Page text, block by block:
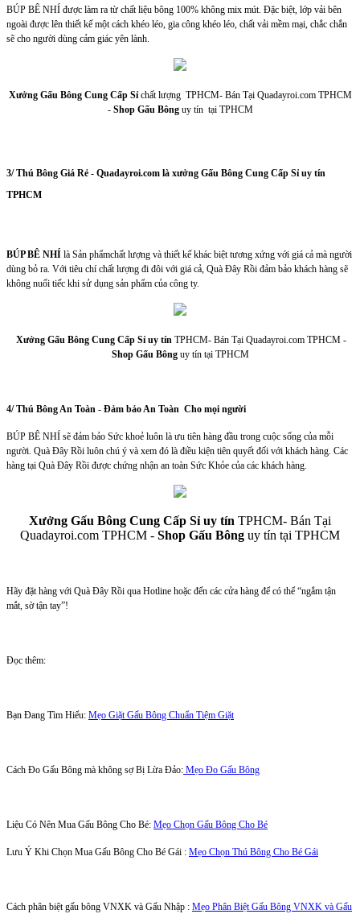
BÚP BÊ NHÍ được làm ra từ chất liệu bông 100% không mix mút. Đặc biệt, lớp vải bên
ngoài được lên thiết kế một cách khéo léo, gia công khéo léo, chất vải mềm mại, chắc chắn
sẽ cho người dùng cảm giác yên lành.
Xưởng Gấu Bông Cung Cấp Sỉ chất lượng TPHCM- Bán Tại Quadayroi.com TPHCM
- Shop Gấu Bônguy tín tại TPHCM
3/ Thú Bông Giá Rẻ - Quadayroi.com là xưởng Gấu Bông Cung Cấp Sỉ uy tín
TPHCM
BÚP BÊ NHÍ là Sản phẩmchất lượng và thiết kế khác biệt tương xứng với giá cả mà người
dùng bỏ ra. Với tiêu chí chất lượng đi đôi với giá cả, Quà Đây Rồi đảm bảo khách hàng sẽ
không nuối tiếc khi sử dụng sản phẩm của công ty.
Xưởng Gấu Bông Cung Cấp Sỉ uy tín TPHCM- Bán Tại Quadayroi.com TPHCM -
Shop Gấu Bônguy tín tại TPHCM
4/ Thú Bông An Toàn - Đảm bảo An Toàn Cho mọi người
BÚP BÊ NHÍ sẽ đảm bảo Sức khoẻ luôn là ưu tiên hàng đầu trong cuộc sống của mỗi
người. Quà Đây Rồi luôn chú ý và xem đó là điều kiện tiên quyết đối với khách hàng. Các
hàng tại Quà Đây Rồi được chứng nhận an toàn Sức Khỏe của các khách hàng.
Xưởng Gấu Bông Cung Cấp Sỉ uy tín TPHCM- Bán Tại
Quadayroi.com TPHCM - Shop Gấu Bông uy tín tại TPHCM
Hãy đặt hàng với Quà Đây Rồi qua Hotline hoặc đến các cửa hàng để có thể “ngắm tận
mắt, sờ tận tay”!
Đọc thêm:
Bạn Đang Tìm Hiểu: Mẹo Giặt Gấu Bông Chuẩn Tiệm Giặt
Cách Đo Gấu Bông mà không sợ Bị Lừa Đảo: Mẹo Đo Gấu Bông
Liệu Có Nên Mua Gấu Bông Cho Bé: Mẹo Chọn Gấu Bông Cho Bé
Lưu Ý Khi Chọn Mua Gấu Bông Cho Bé Gái : Mẹo Chọn Thú Bông Cho Bé Gái
Cách phân biệt gấu bông VNXK và Gấu Nhập : Mẹo Phân Biệt Gấu Bông VNXK và Gấu